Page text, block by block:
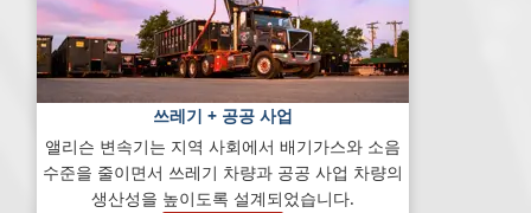
쓰레기 + 공공 사업
앨리슨 변속기는 지역 사회에서 배기가스와 소음
수준을 줄이면서 쓰레기 차량과 공공 사업 차량의
생산성을 높이도록 설계되었습니다.